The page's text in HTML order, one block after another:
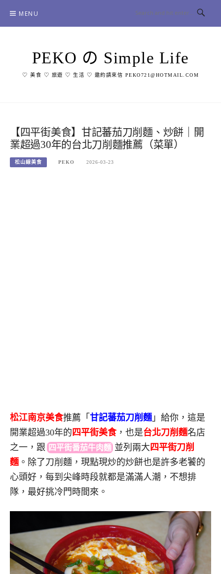
content
MENU
PEKO の Simple Life
♡ 美食 ♡ 旅遊 ♡ 生活 ♡ 邀約請來信 PEKO721@HOTMAIL.COM
【四平街美食】甘記蕃茄刀削麵、炒餅｜開
業超過30年的台北刀削麵推薦（菜單）
松山線美食 PEKO 2026-03-23
松江南京美食推薦「 甘記蕃茄刀削麵」給你，這是
開業超過30年的 四平街美食，也是台北刀削麵名店
之一， 跟 四平街番茄牛肉麵 並列兩大 四平街刀削
麵。除了刀削麵，現點現炒的炒餅也是許多老饕的
心頭好，每到尖峰時段就都是滿滿人潮，不想排
隊，最好挑冷門時間來。